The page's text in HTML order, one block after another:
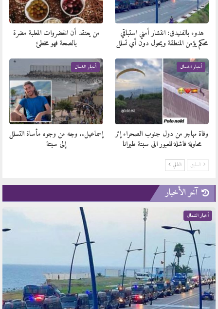
هدوء بالفنيدق: انتشار أمني استباقي
محكم يؤمن المنطقة ويحول دون أي تسلل
من يعتقد أن الخضروات المعلبة مضرة
بالصحة فهو مخطئ
أخبار الشمال
وفاة مهاجر من دول جنوب الصحراء إثر
محاولة فاشلة للعبور الى سبتة طيرانا
أخبار الشمال
إسماعيل.. وجه من وجوه مأساة التسلل
إلى سبتة
السابق التالي
آخر الأخبار
أخبار الشمال